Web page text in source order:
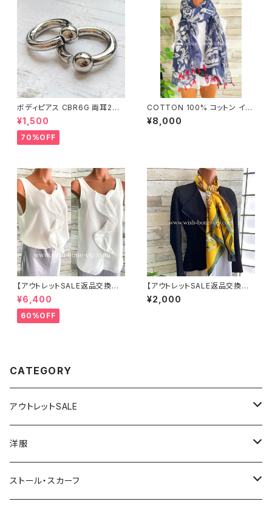
ボディピアス CBR6G 両耳2個
セット 1ボール ネジ式 簡単脱着
サージカルステンレス NY直輸
入
¥1,500
70%OFF
COTTON 100% コットン イン
ポート大判ストール ｜ロングス
トール・心地よい肌触りのスカー
¥8,000
【アウトレットSALE返品交換不
可8/20まで】イタリア製 CASA
DEILUCA ITALY｜前フリル＆B
IGフリルトップス /ホワイト
¥6,400
60%OFF
【アウトレットSALE返品交換不
可8/20まで】【フランスインポー
ト】 90cm大判スクエア 室内ス
¥2,000
CATEGORY
アウトレットSALE
1000円
2000円
洋服
インポートワンピース
ストール・スカーフ